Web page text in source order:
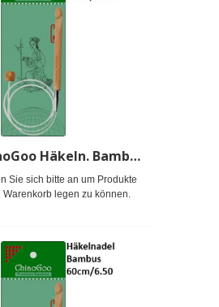
ChiaoGoo Häkeln. Bambus Seillänge 60cm/4.00
Sie sich bitte an um Produkte
Warenkorb legen zu können.